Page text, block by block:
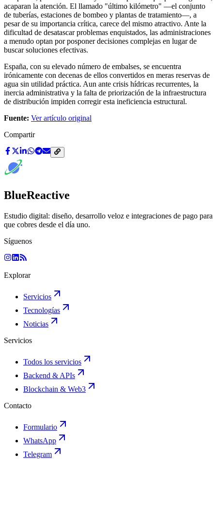
acaparan la atención. El llamado "último kilómetro" —el conjunto
de tuberías, estaciones de bombeo y plantas de tratamiento—, a
pesar de su importancia crítica, carece del mismo atractivo. Ante la
dificultad de desatascar problemas enquistados, las administraciones
a menudo optan por posponer decisiones complejas en lugar de
buscar soluciones efectivas.
España, con su elevado número de embalses, se encuentra
irónicamente con decenas de ellos convertidos en meras reservas de
agua sin utilidad práctica. Aun ante crisis hídricas recurrentes, la
inercia administrativa y la falta de priorización de la infraestructura
de distribución impiden corregir esta ineficiencia estructural.
Fuente: Ver artículo original
Compartir
BlueReactive
Estudio digital: diseño, desarrollo veloz e integraciones de pago para
que cobres desde el día uno.
Síguenos
Explorar
Servicios
Tecnologías
Noticias
Servicios
Todos los servicios
Backend & APIs
Blockchain & Web3
Contacto
Formulario
WhatsApp
Telegram